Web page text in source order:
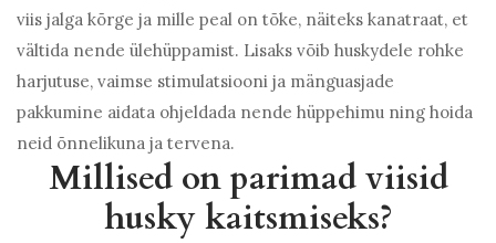
viis jalga kõrge ja mille peal on tõke, näiteks kanatraat, et
vältida nende ülehüppamist. Lisaks võib huskydele rohke
harjutuse, vaimse stimulatsiooni ja mänguasjade
pakkumine aidata ohjeldada nende hüppehimu ning hoida
neid õnnelikuna ja tervena.
Millised on parimad viisid
husky kaitsmiseks?